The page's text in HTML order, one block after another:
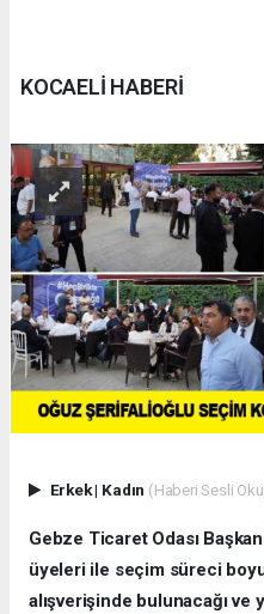
KOCAELİ HABERİ
Erkek| Kadın (Haberi Sesli
Gebze Ticaret Odası
üyeleri ile seçim süreci
alışverişinde bulunacağı ve